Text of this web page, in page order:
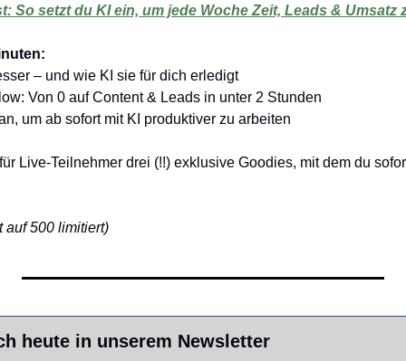
So setzt du KI ein, um jede Woche Zeit, Leads & Umsatz
– und wie KI sie für dich erledigt
Von 0 auf Content & Leads in unter 2 Stunden
um ab sofort mit KI produktiver zu arbeiten
Live-Teilnehmer drei (!!) exklusive Goodies, mit dem du
auf 500 limitiert)
heute in unserem Newsletter